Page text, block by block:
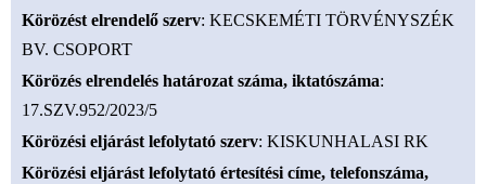
Körözést elrendelő szerv: KECSKEMÉTI TÖRVÉNYSZÉK
BV. CSOPORT
Körözés elrendelés határozat száma, iktatószáma:
17.SZV.952/2023/5
Körözési eljárást lefolytató szerv: KISKUNHALASI RK
Körözési eljárást lefolytató értesítési címe, telefonszáma,